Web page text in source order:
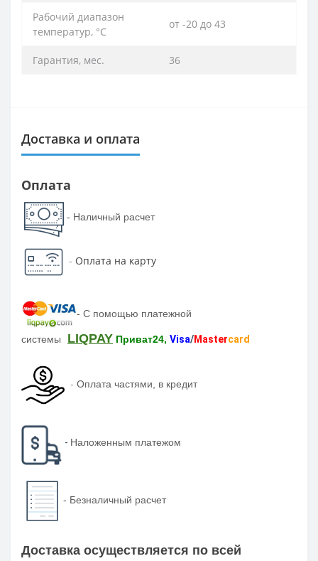
Рабочий диапазон
температур, °С
от -20 до 43
Гарантия, мес. 36
Доставка и оплата
Оплата
- Наличный расчет
- Оплата на карту
- С помощью платежной
системы LIQPAY Приват24, Visa/Mastercard
- Оплата частями, в кредит
- Наложенным платежом
- Безналичный расчет
Доставка осуществляется по всей